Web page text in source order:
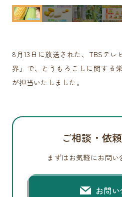
8月13日に放送された、TBSテレ
界」で、とうもろこしに関する
が担当いたしました。
ご相談・依
まずはお気軽にお問い
お問